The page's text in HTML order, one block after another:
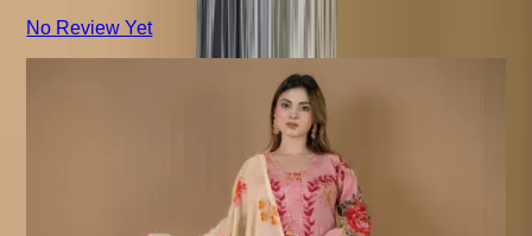
No Review Yet